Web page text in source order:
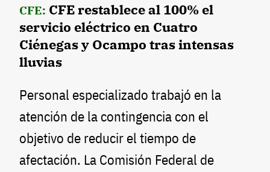
CFE: CFE restablece al 100% el
servicio eléctrico en Cuatro
Ciénegas y Ocampo tras intensas
lluvias
Personal especializado trabajó en la
atención de la contingencia con el
objetivo de reducir el tiempo de
afectación. La Comisión Federal de